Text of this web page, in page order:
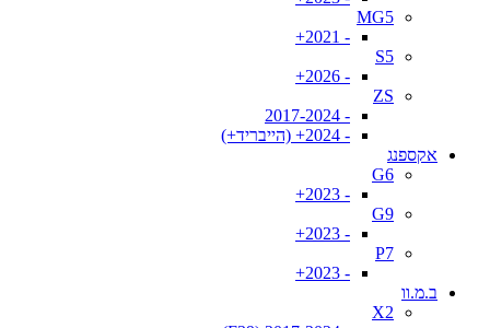
MG5
- 2021+
S5
- 2026+
ZS
- 2017-2024
- 2024+ (הייבריד+)
אקספנג
G6
- 2023+
G9
- 2023+
P7
- 2023+
ב.מ.וו
X2